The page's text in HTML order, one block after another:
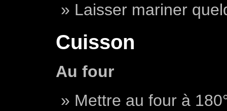
Laisser mariner
Cuisson
Au four
Mettre au four à